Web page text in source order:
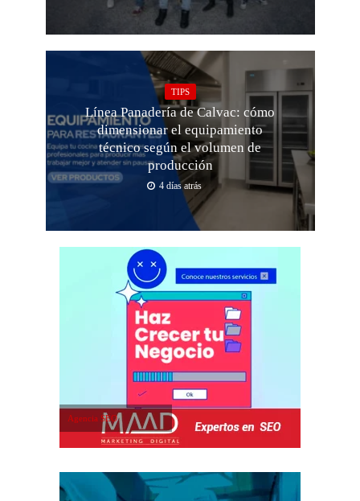
TIPS
Línea Panadería de Calvac: cómo
dimensionar el equipamiento
técnico según el volumen de
producción
4 días atrás
Agencia SEO